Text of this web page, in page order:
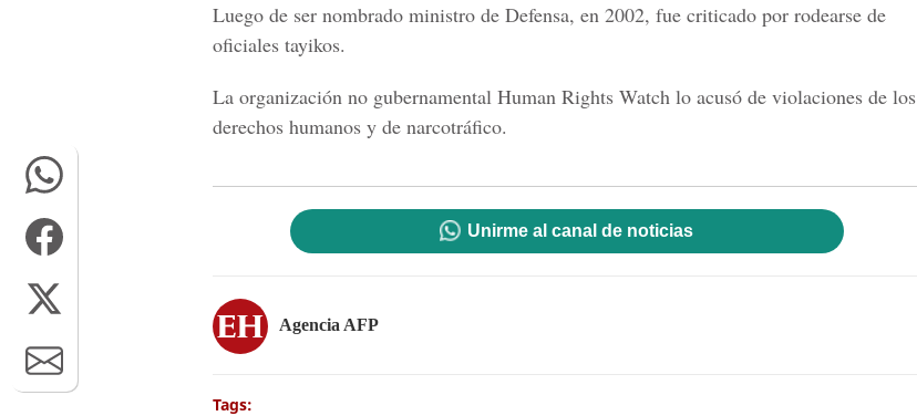
Luego de ser nombrado ministro de Defensa, en 2002, fue criticado por rodearse de
oficiales tayikos.
La organización no gubernamental Human Rights Watch lo acusó de violaciones de los
derechos humanos y de narcotráfico.
Unirme al canal de noticias
Agencia AFP
Tags: